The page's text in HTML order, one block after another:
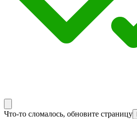
Что-то сломалось, обновите страницу